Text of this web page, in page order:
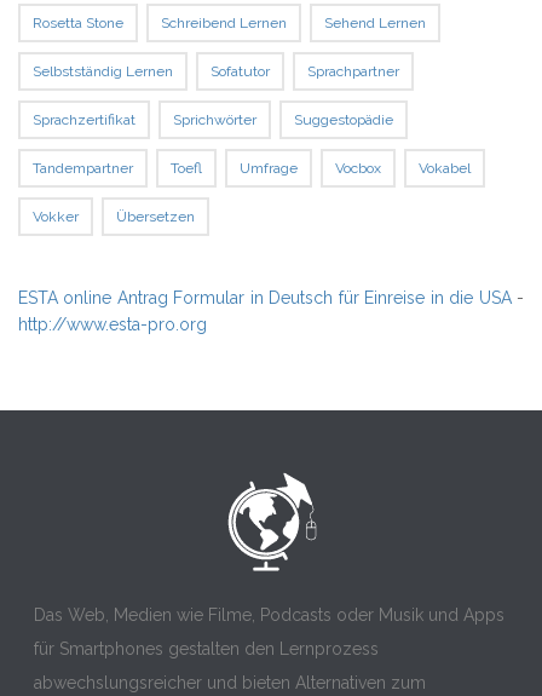
Rosetta Stone Schreibend Lernen Sehend Lernen
Selbstständig Lernen Sofatutor Sprachpartner
Sprachzertifikat Sprichwörter Suggestopädie
Tandempartner Toefl Umfrage Vocbox Vokabel
Vokker Übersetzen
ESTA online Antrag Formular in Deutsch für Einreise in die USA-
http://www.esta-pro.org
Das Web, Medien wie Filme, Podcasts oder Musik und Apps
für Smartphones gestalten den Lernprozess
abwechslungsreicher und bieten Alternativen zum